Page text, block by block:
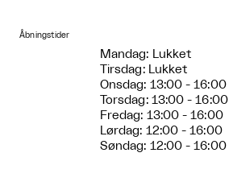
Åbningstider
Mandag: Lukket
Tirsdag: Lukket
Onsdag: 13:00 - 16:00
Torsdag: 13:00 - 16:00
Fredag: 13:00 - 16:00
Lørdag: 12:00 - 16:00
Søndag: 12:00 - 16:00